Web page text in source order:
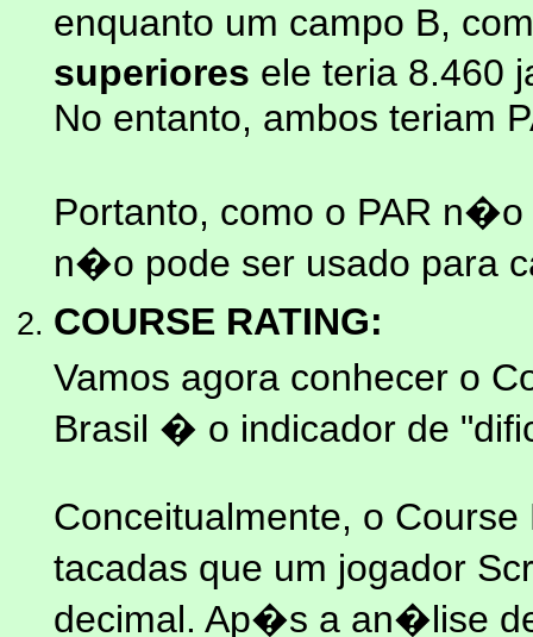
enquanto um campo B,
superiores ele teria 8.460
No entanto, ambos teriam
Portanto, como o PAR
n�o pode ser usado para
COURSE RATING:
Vamos agora conhecer o
Brasil � o indicador de
Conceitualmente, o
tacadas que um jogador
decimal. Ap�s a an�lise